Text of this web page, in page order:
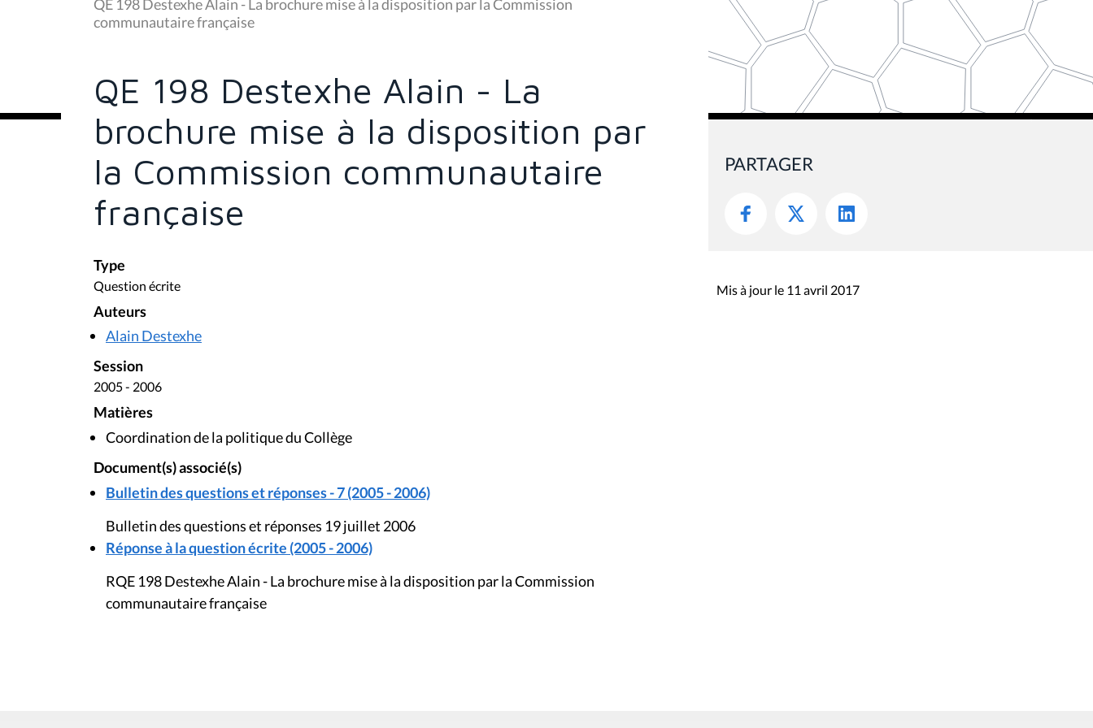
s
ê
c
:
QE 198 Destexhe Alain - La brochure mise à la disposition par la Commission
communautaire française
QE 198 Destexhe Alain - La
brochure mise à la disposition par
la Commission communautaire
française
Type
Question écrite
Auteurs
Alain Destexhe
Session
2005 - 2006
Matières
Coordination de la politique du Collège
Document(s) associé(s)
Bulletin des questions et réponses - 7 (2005 - 2006)
Bulletin des questions et réponses 19 juillet 2006
Réponse à la question écrite (2005 - 2006)
RQE 198 Destexhe Alain - La brochure mise à la disposition par la Commission
communautaire française
PARTAGER
Mis à jour le 11 avril 2017